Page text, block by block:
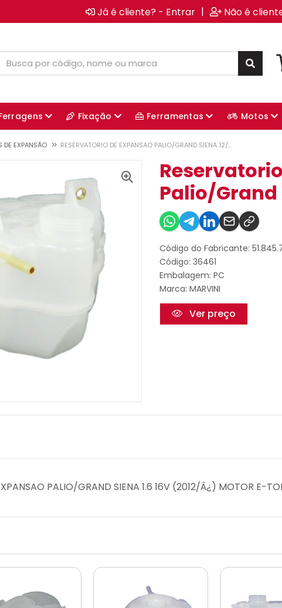
Já é cliente? - Entrar | Não é
Fixação Ferramentas Motos
DE EXPANSÃO RESERVATORIO DE EXPANSAO PALIO/GRAND SIENA 12/...
Palio/Grand
Código do Fabricante:
Código: 36461
Embalagem: PC
Marca: MARVINI
Ver preço
PALIO/GRAND SIENA 1.6 16V (2012/Â¿) MOTOR E-